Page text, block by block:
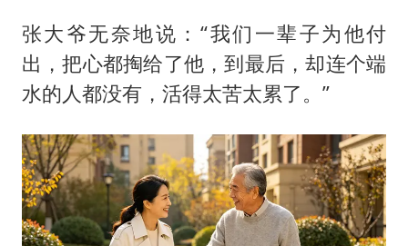
张大爷无奈地说：“我们一辈子为他付
出，把心都掏给了他，到最后，却连个端
水的人都没有，活得太苦太累了。”